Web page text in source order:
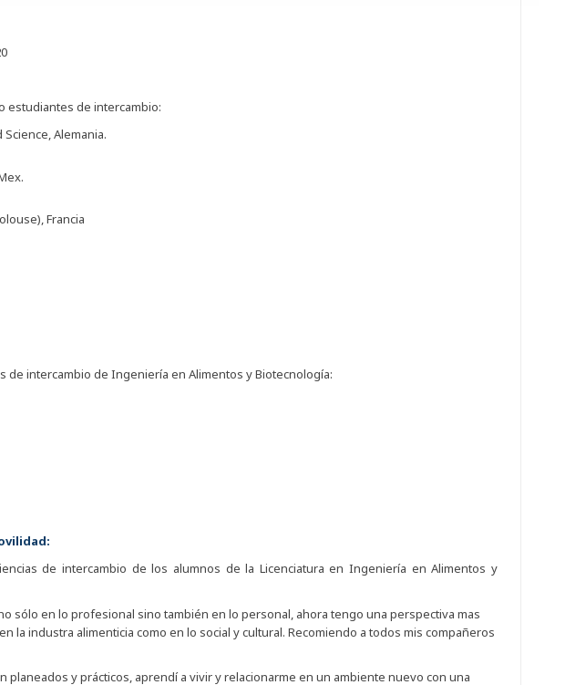
estudiantes de intercambio:
Alemania.
Francia
de intercambio de Ingeniería en Alimentos y Biotecnología:
de intercambio de los alumnos de la Licenciatura en Ingeniería en Alimentos y
sólo en lo profesional sino también en lo personal, ahora tengo una perspectiva mas
la industra alimenticia como en lo social y cultural. Recomiendo a todos mis compañeros
planeados y prácticos, aprendí a vivir y relacionarme en un ambiente nuevo con una